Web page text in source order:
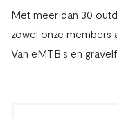
Met meer dan 30
zowel onze members
Van eMTB's en